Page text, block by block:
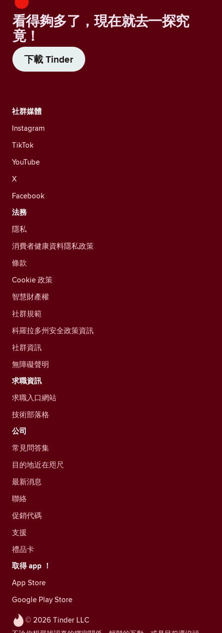
看得夠多了，現在就去一探究
竟！
下載 Tinder
© 2026 Tinder LLC
社群媒體
Instagram
TikTok
YouTube
X
Facebook
法務
隱私
消費者健康資料隱私政策
條款
Cookie 政策
智慧財產權
社群規範
科羅拉多州安全政策資訊
社群資訊
無障礙聲明
求職資訊
求職入口網站
技術部落格
公司
常見問答集
目的地近在咫尺
最新消息
聯絡
促銷代碼
支援
禮品卡
取得 app ！
App Store
Google Play Store